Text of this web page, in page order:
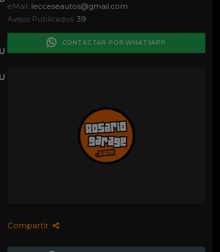
eMail: lecceseautos@gmail.com
Avisos Publicados: 39
CONTACTAR POR WHATSAPP
Compartir